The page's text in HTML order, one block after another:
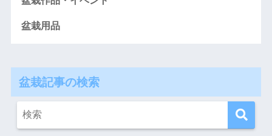
盆栽用品
盆栽記事の検索